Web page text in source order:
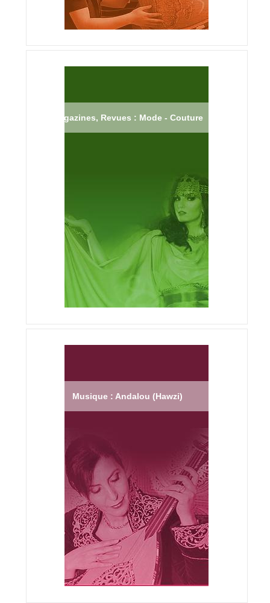
Magazines, Revues : Mode - Couture
Musique : Andalou (Hawzi)